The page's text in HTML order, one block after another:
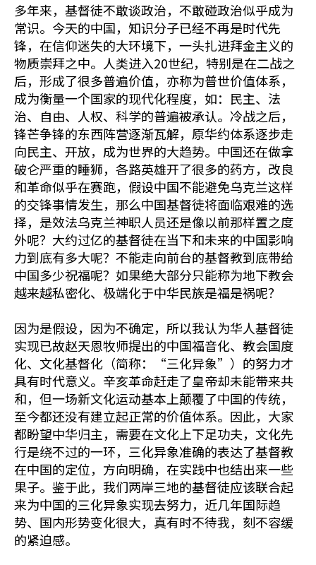
多年来，基督徒不敢谈政治，不敢碰政治似乎成为
常识。今天的中国，知识分子已经不再是时代先
锋，在信仰迷失的大环境下，一头扎进拜金主义的
物质崇拜之中。人类进入20世纪，特别是在二战之
后，形成了很多普遍价值，亦称为普世价值体系，
成为衡量一个国家的现代化程度，如：民主、法
治、自由、人权、科学的普遍被承认。冷战之后，
锋芒争锋的东西阵营逐渐瓦解，原华约体系逐步走
向民主、开放，成为世界的大趋势。中国还在做拿
破仑严重的睡狮，各路英雄开了很多的药方，改良
和革命似乎在赛跑，假设中国不能避免乌克兰这样
的交锋事情发生，那么中国基督徒将面临艰难的选
择，是效法乌克兰神职人员还是像以前那样置之度
外呢？大约过亿的基督徒在当下和未来的中国影响
力到底有多大呢？不能走向前台的基督教到底带给
中国多少祝福呢？如果绝大部分只能称为地下教会
越来越私密化、极端化于中华民族是福是祸呢？
因为是假设，因为不确定，所以我认为华人基督徒
实现已故赵天恩牧师提出的中国福音化、教会国度
化、文化基督化（简称：“三化异象”）的努力才
具有时代意义。辛亥革命赶走了皇帝却未能带来共
和，但一场新文化运动基本上颠覆了中国的传统，
至今都还没有建立起正常的价值体系。因此，大家
都盼望中华归主，需要在文化上下足功夫，文化先
行是绕不过的一环，三化异象准确的表达了基督教
在中国的定位，方向明确，在实践中也结出来一些
果子。鉴于此，我们两岸三地的基督徒应该联合起
来为中国的三化异象实现去努力，近几年国际趋
势、国内形势变化很大，真有时不待我，刻不容缓
的紧迫感。